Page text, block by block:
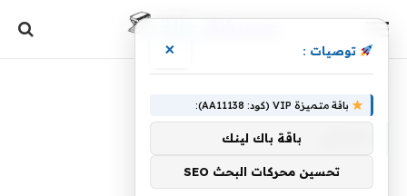
توصيات : ×
باقة متميزة VIP (كود: AA11138):
باقة باك لينك
تحسين محركات البحث SEO